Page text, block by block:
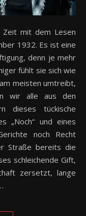
1932. Es ist eine
denn je mehr
fühlt sie sich wie
meisten umtreibt,
wir alle aus den
dieses tückische
„Noch“ und eines
noch Recht
Straße bereits die
schleichende Gift,
zersetzt, lange